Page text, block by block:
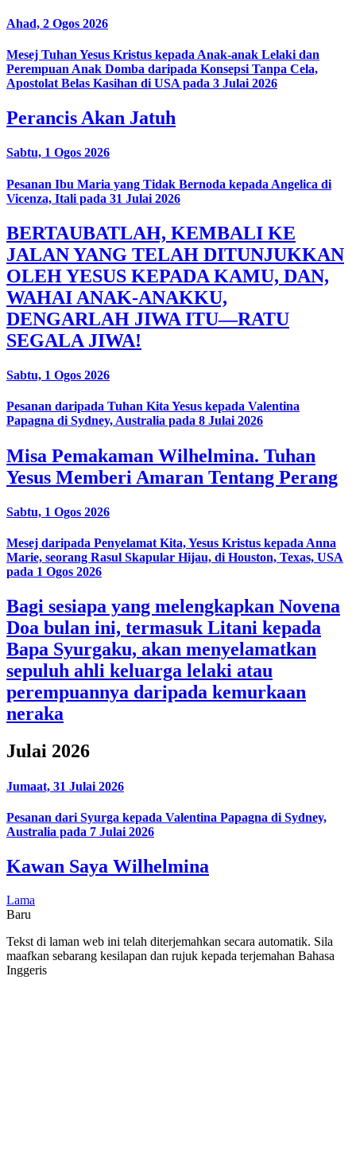
Ahad, 2 Ogos 2026
Mesej Tuhan Yesus Kristus kepada Anak-anak Lelaki dan
Perempuan Anak Domba daripada Konsepsi Tanpa Cela,
Apostolat Belas Kasihan di USA pada 3 Julai 2026
Perancis Akan Jatuh
Sabtu, 1 Ogos 2026
Pesanan Ibu Maria yang Tidak Bernoda kepada Angelica di
Vicenza, Itali pada 31 Julai 2026
BERTAUBATLAH, KEMBALI KE
JALAN YANG TELAH DITUNJUKKAN
OLEH YESUS KEPADA KAMU, DAN,
WAHAI ANAK-ANAKKU,
DENGARLAH JIWA ITU—RATU
SEGALA JIWA!
Sabtu, 1 Ogos 2026
Pesanan daripada Tuhan Kita Yesus kepada Valentina
Papagna di Sydney, Australia pada 8 Julai 2026
Misa Pemakaman Wilhelmina. Tuhan
Yesus Memberi Amaran Tentang Perang
Sabtu, 1 Ogos 2026
Mesej daripada Penyelamat Kita, Yesus Kristus kepada Anna
Marie, seorang Rasul Skapular Hijau, di Houston, Texas, USA
pada 1 Ogos 2026
Bagi sesiapa yang melengkapkan Novena
Doa bulan ini, termasuk Litani kepada
Bapa Syurgaku, akan menyelamatkan
sepuluh ahli keluarga lelaki atau
perempuannya daripada kemurkaan
neraka
Julai 2026
Jumaat, 31 Julai 2026
Pesanan dari Syurga kepada Valentina Papagna di Sydney,
Australia pada 7 Julai 2026
Kawan Saya Wilhelmina
Lama
Baru
Tekst di laman web ini telah diterjemahkan secara automatik. Sila
maafkan sebarang kesilapan dan rujuk kepada terjemahan Bahasa
Inggeris